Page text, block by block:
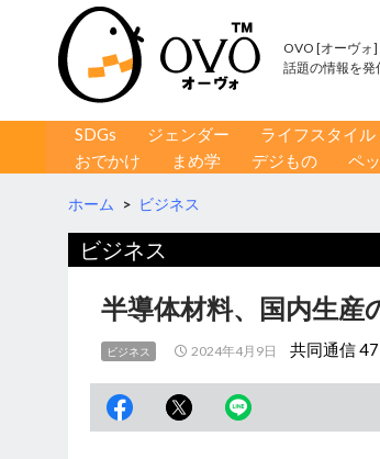
OVO [オーヴォ]
話題の情報を発
コンテンツへ移動
SDGs ジェンダー ライフスタイル
おでかけ
まめ学 デジもの ペ
ホーム > ビジネス
ビジネス
半導体材料、国内生産
ビジネス 2024年4月9日 共同通信